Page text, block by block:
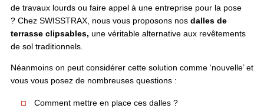
de travaux lourds ou faire appel à une entreprise pour la pose
? Chez SWISSTRAX, nous vous proposons nos dalles de
terrasse clipsables, une véritable alternative aux revêtements
de sol traditionnels.
Néanmoins on peut considérer cette solution comme ‘nouvelle’ et
vous vous posez de nombreuses questions :
Comment mettre en place ces dalles ?